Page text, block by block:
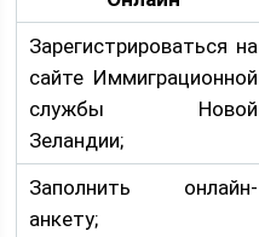
Зарегистрироваться на
сайте Иммиграционной
службы Новой
Зеландии;
Заполнить онлайн-
анкету;